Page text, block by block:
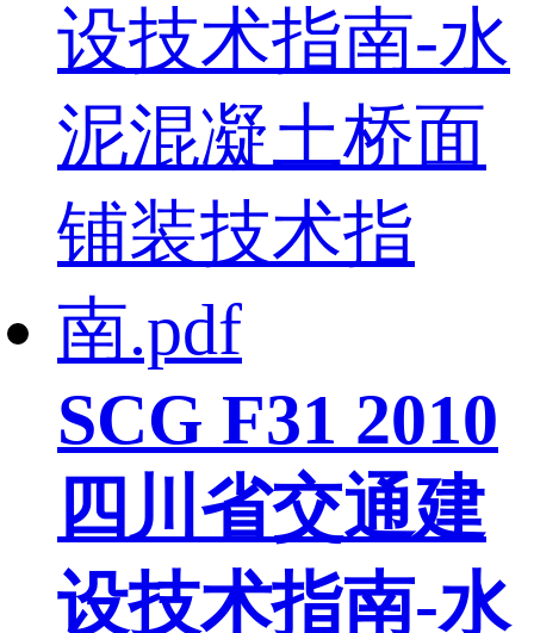
SCG F31 2010
四川省交通建
设技术指南-水